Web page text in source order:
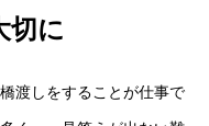
切に
渡しをすることが仕事で